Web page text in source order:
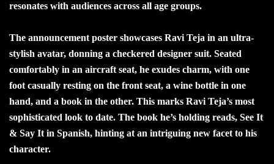
resonates with audiences across all age groups.
The announcement poster showcases Ravi Teja in an ultra-
stylish avatar, donning a checkered designer suit. Seated
comfortably in an aircraft seat, he exudes charm, with one
foot casually resting on the front seat, a wine bottle in one
hand, and a book in the other. This marks Ravi Teja’s most
sophisticated look to date. The book he’s holding reads, See It
& Say It in Spanish, hinting at an intriguing new facet to his
character.